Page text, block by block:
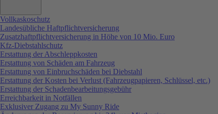
Vollkaskoschutz
Landesübliche Haftpflichtversicherung
Zusatzhaftpflichtversicherung in Höhe von 10 Mio. Euro
Kfz-Diebstahlschutz
Erstattung der Abschleppkosten
Erstattung von Schäden am Fahrzeug
Erstattung von Einbruchschäden bei Diebstahl
Erstattung der Kosten bei Verlust (Fahrzeugpapieren, Schlüssel, etc.)
Erstattung der Schadenbearbeitungsgebühr
Erreichbarkeit in Notfällen
Exklusiver Zugang zu My Sunny Ride